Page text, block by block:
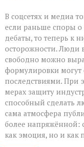
В соцсетях и медиа
если раньше споры
дебаты, то теперь к
осторожности. Люди
свободно можно
формулировки
последствиями. При
мерах защиту
способный сделать
сама атмосфера
более напряжённой:
как эмоция, но и